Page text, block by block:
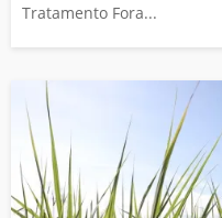
Tratamento Fora...